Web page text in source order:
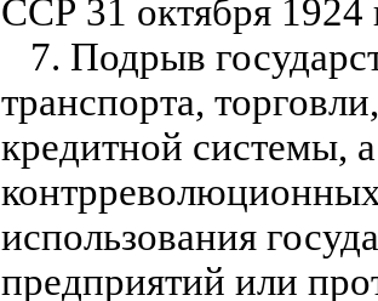
ССР 31 октября 1924
7. Подрыв
транспорта,
кредитной системы,
использования
предприятий или